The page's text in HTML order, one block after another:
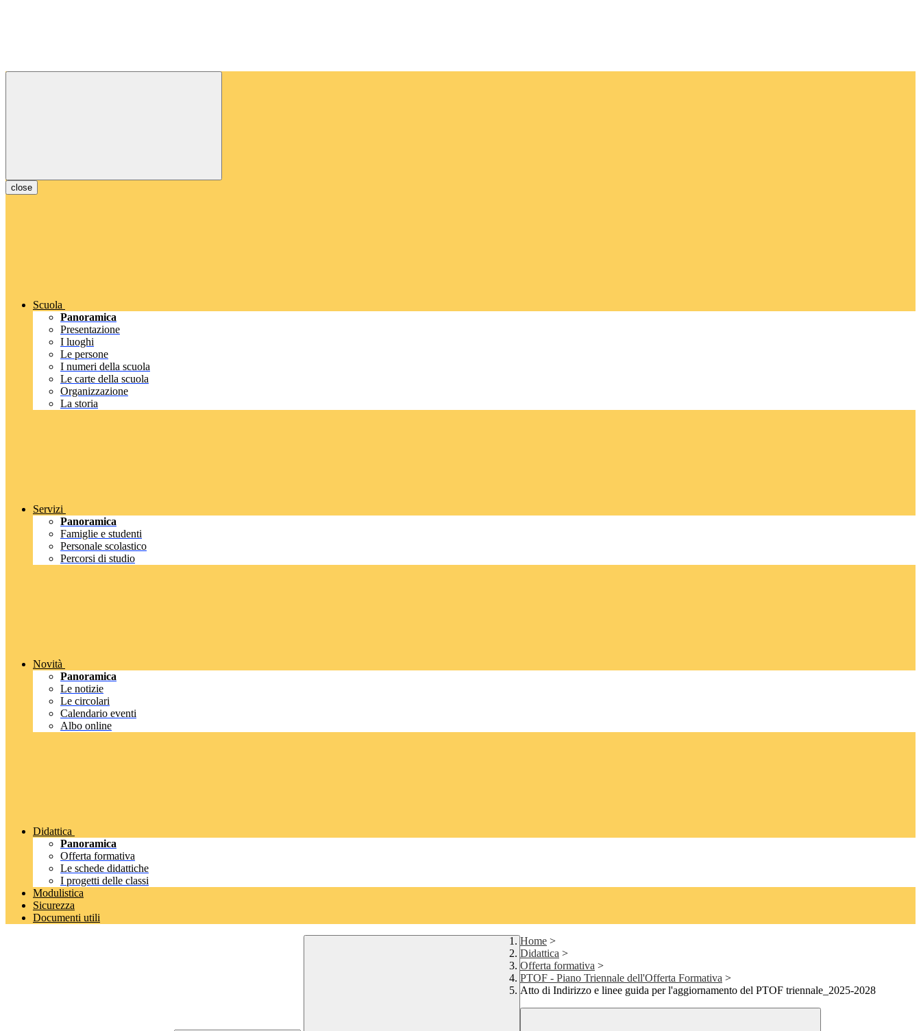
close
Scuola
Panoramica
Presentazione
I luoghi
Le persone
I numeri della scuola
Le carte della scuola
Organizzazione
La storia
Servizi
Panoramica
Famiglie e studenti
Personale scolastico
Percorsi di studio
Novità
Panoramica
Le notizie
Le circolari
Calendario eventi
Albo online
Didattica
Panoramica
Offerta formativa
Le schede didattiche
I progetti delle classi
Modulistica
Sicurezza
Documenti utili
Home >
Didattica >
Offerta formativa >
PTOF - Piano Triennale dell'Offerta Formativa >
Atto di Indirizzo e linee guida per l'aggiornamento del PTOF triennale_2025-2028